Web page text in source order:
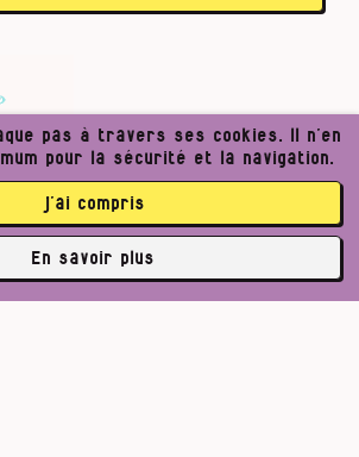
pas à travers ses cookies. Il n’en
pour la sécurité et la navigation.
j’ai compris
En savoir plus